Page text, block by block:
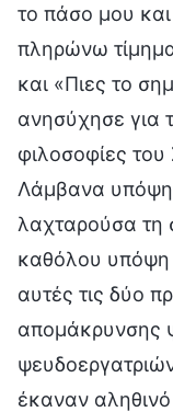
το πάσο μου
πληρώνω
και «Πιες το
ανησύχησε για
φιλοσοφίες
Λάμβανα
λαχταρούσα τη
καθόλου υπόψη
αυτές τις δύο
απομάκρυνσης
έκαναν